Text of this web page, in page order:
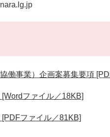
働事業）企画案募集要項
ファイル／18KB]
ファイル／81KB]